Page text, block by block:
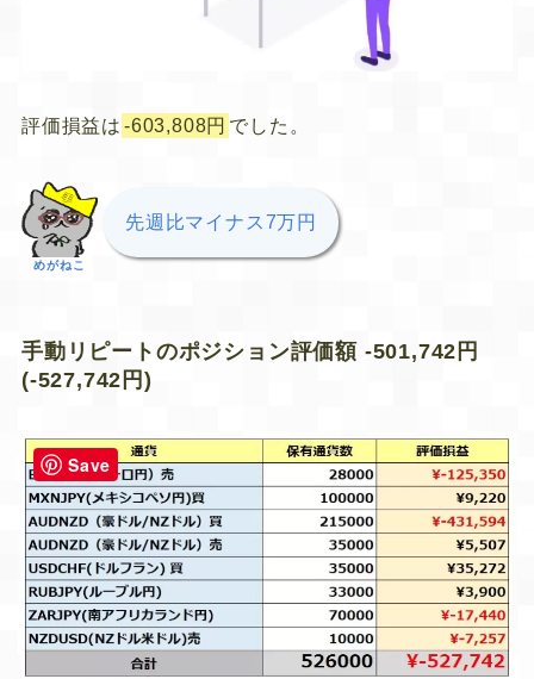
評価損益は -603,808円 でした。
めがねこ
先週比マイナス7万円
手動リピートのポジション評価額 -501,742円
(-527,742円)
Save